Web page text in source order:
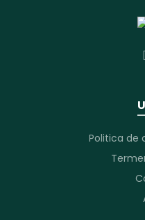
Politica de